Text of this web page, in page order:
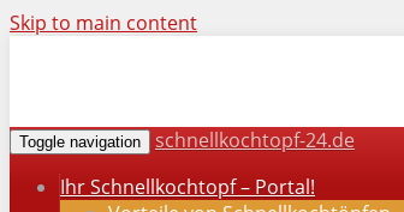
Skip to main content
Toggle navigation
schnellkochtopf-24.de
Ihr Schnellkochtopf – Portal!